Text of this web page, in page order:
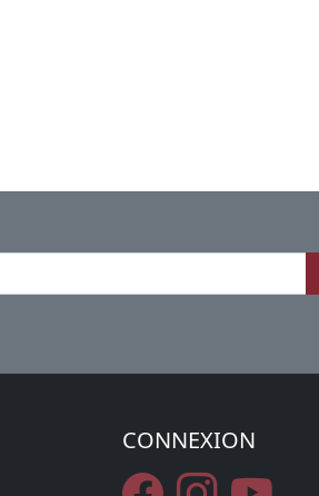
CONNEXION